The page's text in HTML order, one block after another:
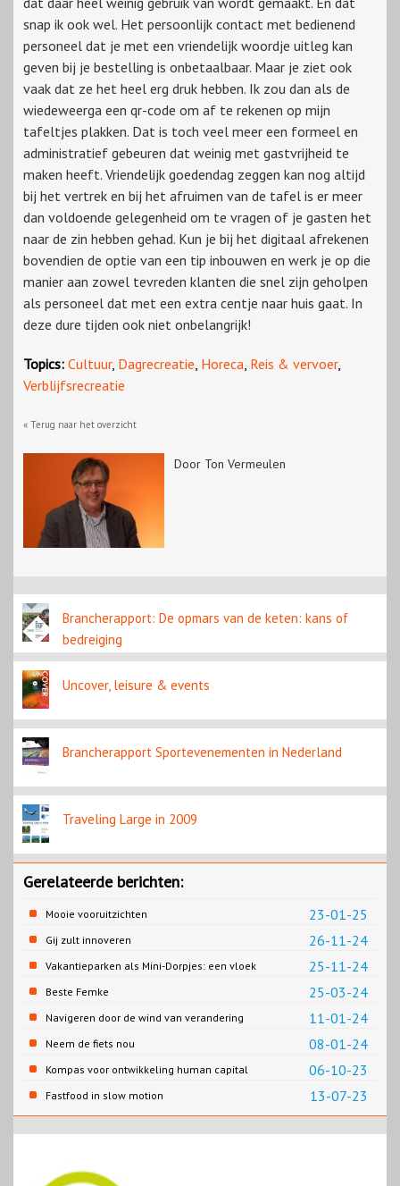
snap ik ook wel. Het persoonlijk contact met bedienend
personeel dat je met een vriendelijk woordje uitleg kan
geven bij je bestelling is onbetaalbaar. Maar je ziet ook
vaak dat ze het heel erg druk hebben. Ik zou dan als de
wiedeweerga een qr-code om af te rekenen op mijn
tafeltjes plakken. Dat is toch veel meer een formeel en
administratief gebeuren dat weinig met gastvrijheid te
maken heeft. Vriendelijk goedendag zeggen kan nog altijd
bij het vertrek en bij het afruimen van de tafel is er meer
dan voldoende gelegenheid om te vragen of je gasten het
naar de zin hebben gehad. Kun je bij het digitaal afrekenen
bovendien de optie van een tip inbouwen en werk je op die
manier aan zowel tevreden klanten die snel zijn geholpen
als personeel dat met een extra centje naar huis gaat. In
deze dure tijden ook niet onbelangrijk!
Topics: Cultuur, Dagrecreatie, Horeca, Reis & vervoer,
Verblijfsrecreatie
« Terug naar het overzicht
Door Ton Vermeulen
Brancherapport: De opmars van de keten: kans of
bedreiging
Uncover, leisure & events
Brancherapport Sportevenementen in Nederland
Traveling Large in 2009
Gerelateerde berichten:
23-01-25
Mooie vooruitzichten
26-11-24
Gij zult innoveren
25-11-24
Vakantieparken als Mini-Dorpjes: een vloek
of een zegen?
25-03-24
Beste Femke
11-01-24
Navigeren door de wind van verandering
08-01-24
Neem de fiets nou
06-10-23
Kompas voor ontwikkeling human capital
13-07-23
Fastfood in slow motion